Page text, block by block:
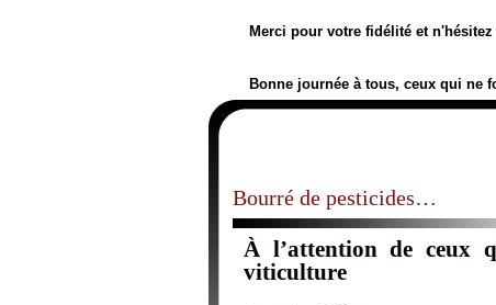
Merci pour votre fidélité et
Bonne journée à tous, ceux qui ne
Bourré de pesticides…
À l’attention de ceux
viticulture